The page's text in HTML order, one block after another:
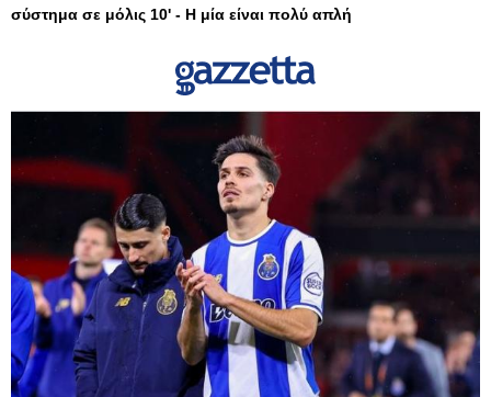
σύστημα σε μόλις 10' - Η μία είναι πολύ απλή